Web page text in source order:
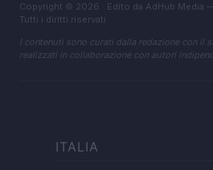
Copyright © 2026 · Edito da AdHub Media
Tutti i diritti riservati
I contenuti sono curati dalla redazione con il
realizzati in collaborazione con autori
ITALIA